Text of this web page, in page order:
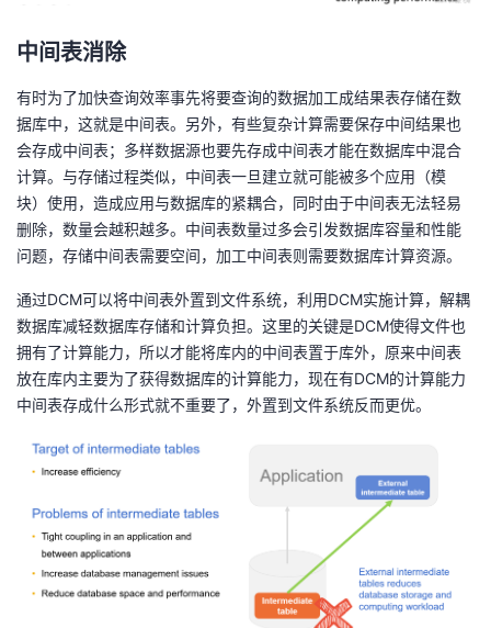
中间表消除
有时为了加快查询效率事先将要查询的数据加工成结果表存储在数
据库中，这就是中间表。另外，有些复杂计算需要保存中间结果也
会存成中间表；多样数据源也要先存成中间表才能在数据库中混合
计算。与存储过程类似，中间表一旦建立就可能被多个应用（模
块）使用，造成应用与数据库的紧耦合，同时由于中间表无法轻易
删除，数量会越积越多。中间表数量过多会引发数据库容量和性能
问题，存储中间表需要空间，加工中间表则需要数据库计算资源。
通过DCM可以将中间表外置到文件系统，利用DCM实施计算，解耦
数据库减轻数据库存储和计算负担。这里的关键是DCM使得文件也
拥有了计算能力，所以才能将库内的中间表置于库外，原来中间表
放在库内主要为了获得数据库的计算能力，现在有DCM的计算能力
中间表存成什么形式就不重要了，外置到文件系统反而更优。